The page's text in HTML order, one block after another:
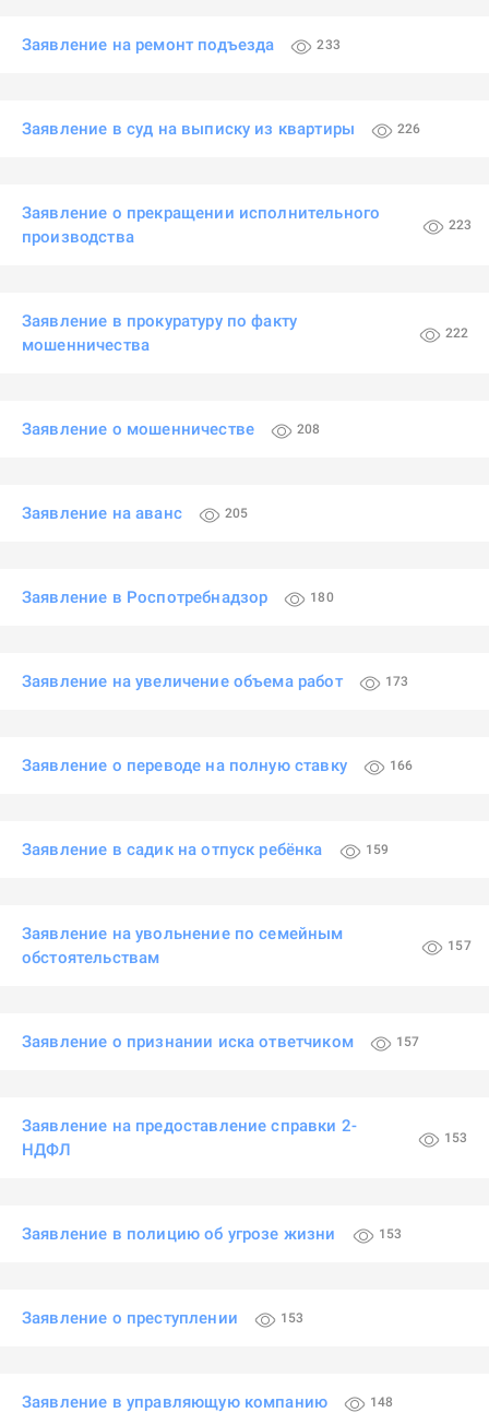
Заявление на ремонт подъезда 233
Заявление в суд на выписку из квартиры 226
Заявление о прекращении исполнительного
производства
223
Заявление в прокуратуру по факту
мошенничества
222
Заявление о мошенничестве 208
Заявление на аванс 205
Заявление в Роспотребнадзор 180
Заявление на увеличение объема работ 173
Заявление о переводе на полную ставку 166
Заявление в садик на отпуск ребёнка 159
Заявление на увольнение по семейным
обстоятельствам
157
Заявление о признании иска ответчиком 157
Заявление на предоставление справки 2-
НДФЛ
153
Заявление в полицию об угрозе жизни 153
Заявление о преступлении 153
Заявление в управляющую компанию 148